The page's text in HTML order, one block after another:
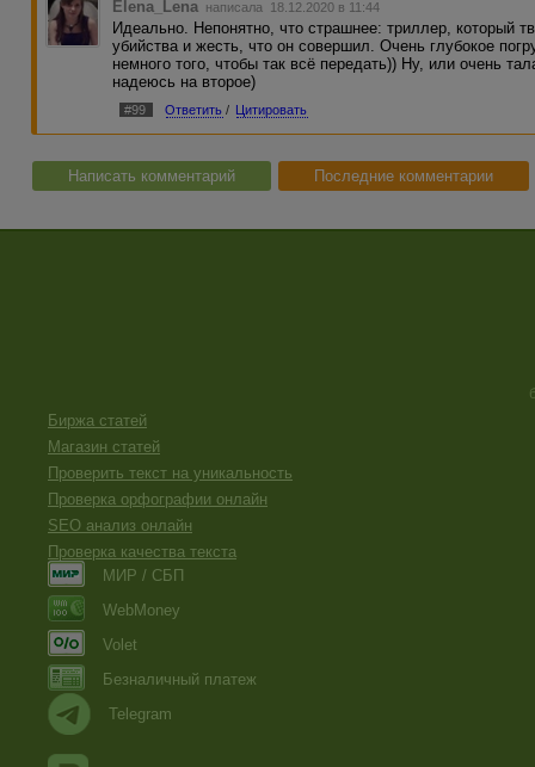
Elena_Lena написала 18.12.2020 в 11:44
Идеально. Непонятно, что страшнее: триллер, который
убийства и жесть, что он совершил. Очень глубокое
немного того, чтобы так всё передать)) Ну, или очень
надеюсь на второе)
#99 Ответить / Цитировать
Написать комментарий Последние комментарии
Биржа статей
Магазин статей
Проверить текст на уникальность
Проверка орфографии онлайн
SEO анализ онлайн
Проверка качества текста
МИР / СБП
WebMoney
Volet
Безналичный платеж
Telegram